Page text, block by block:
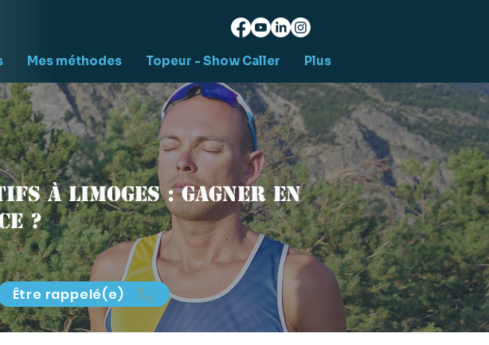
Mes méthodes Topeur - Show Caller Plus
à Limoges : gagner en
?
Être rappelé(e)